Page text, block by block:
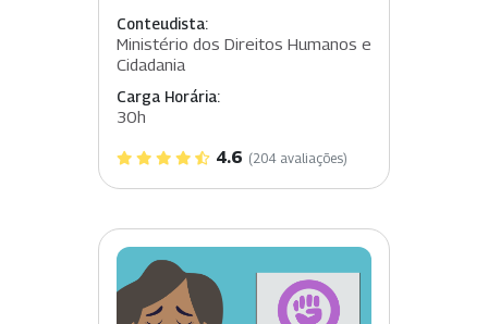
Conteudista:
Ministério dos Direitos Humanos e
Cidadania
Carga Horária:
30h
4.6 (204 avaliações)